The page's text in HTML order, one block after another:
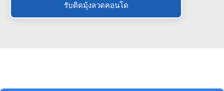
รับติดมุ้งลวดคอนโด